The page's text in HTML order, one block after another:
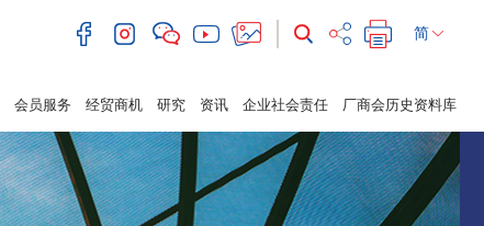
简
会员服务 经贸商机 研究 资讯 企业社会责任 厂商会历史资料库